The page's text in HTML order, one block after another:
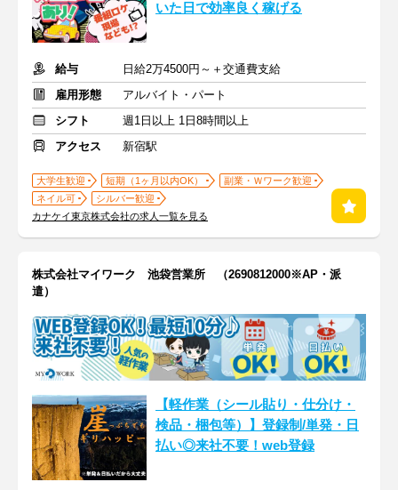
いた日で効率良く稼げる
給与
日給2万4500円～＋交通費支給
雇用形態
アルバイト・パート
シフト
週1日以上 1日8時間以上
アクセス
新宿駅
大学生歓迎 短期（1ヶ月以内OK）
副業・Ｗワーク歓迎
ネイル可
シルバー歓迎
カナケイ東京株式会社の求人一覧を見る
株式会社マイワーク 池袋営業所 （2690812000※AP・派
遣）
【軽作業（シール貼り・仕分け・
検品・梱包等）】登録制/単発・日
払い◎来社不要！web登録